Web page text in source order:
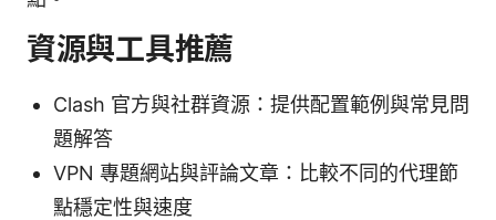
資源與工具推薦
Clash 官方與社群資源：提供配置範例與常見問
題解答
VPN 專題網站與評論文章：比較不同的代理節
點穩定性與速度